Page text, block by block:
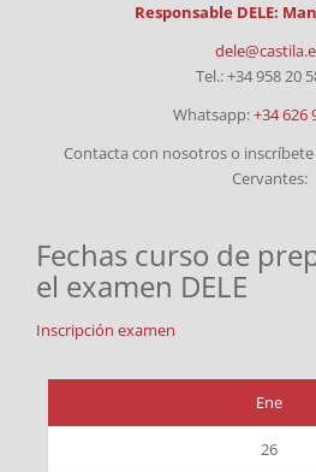
Responsable DELE:
Tel.: +34 958 20
Whatsapp:+34 626
Contacta con nosotros o
Cervantes:
Fechas curso de
el examen DELE
Inscripción examen
Ene
26